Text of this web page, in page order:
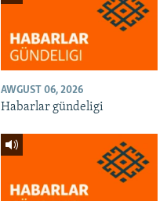
AWGUST 06, 2026
Habarlar gündeligi